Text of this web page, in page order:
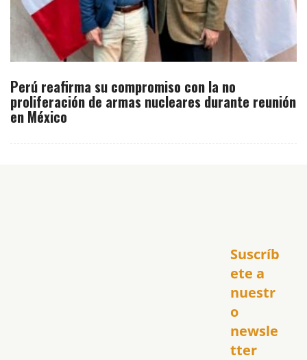
Perú reafirma su compromiso con la no
proliferación de armas nucleares durante reunión
en México
Suscríb
ete a
nuestr
o
newsle
tter